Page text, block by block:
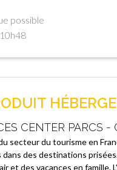
possible
CENTER PARCS -
secteur du tourisme en
des destinations
et des vacances en